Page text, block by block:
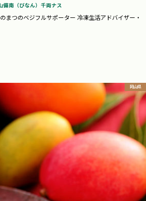
備南（びなん）千両ナス
まつのベジフルサポーター 冷凍生活アドバイザー・
岡山県